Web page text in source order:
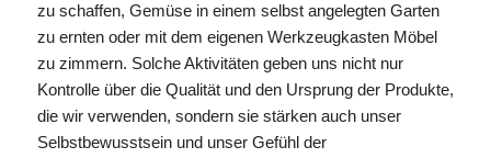
zu schaffen, Gemüse in einem selbst angelegten Garten
zu ernten oder mit dem eigenen Werkzeugkasten Möbel
zu zimmern. Solche Aktivitäten geben uns nicht nur
Kontrolle über die Qualität und den Ursprung der Produkte,
die wir verwenden, sondern sie stärken auch unser
Selbstbewusstsein und unser Gefühl der